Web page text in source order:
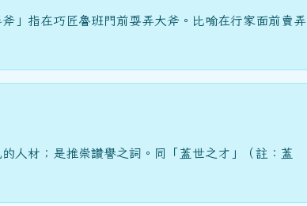
」指在巧匠魯班門前耍弄大斧。比喻在行家面前賣弄
人材；是推崇讚譽之詞。同「蓋世之才」（註：蓋